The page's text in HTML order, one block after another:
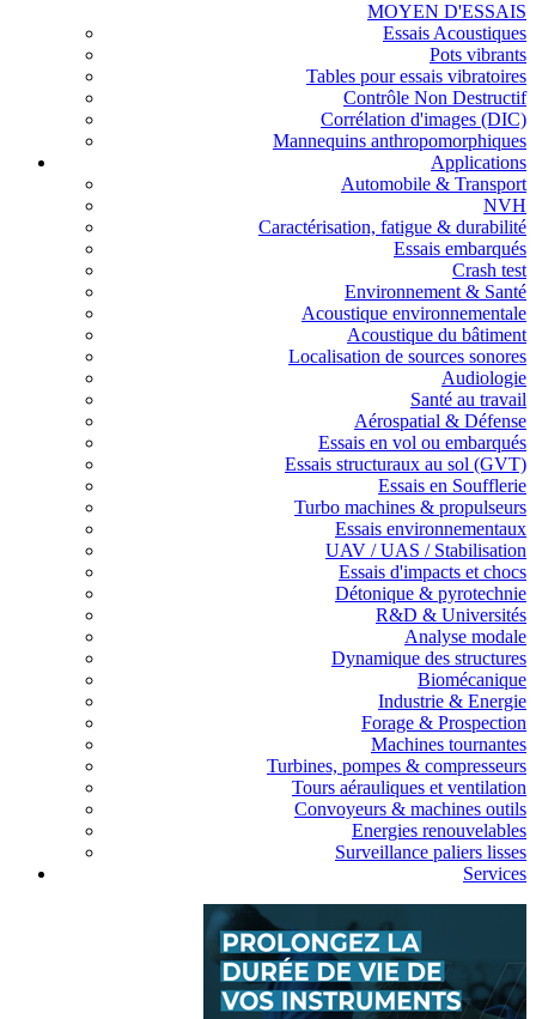
MOYEN D'ESSAIS
Essais Acoustiques
Pots vibrants
Tables pour essais vibratoires
Contrôle Non Destructif
Corrélation d'images (DIC)
Mannequins anthropomorphiques
Applications
Automobile & Transport
NVH
Caractérisation, fatigue & durabilité
Essais embarqués
Crash test
Environnement & Santé
Acoustique environnementale
Acoustique du bâtiment
Localisation de sources sonores
Audiologie
Santé au travail
Aérospatial & Défense
Essais en vol ou embarqués
Essais structuraux au sol (GVT)
Essais en Soufflerie
Turbo machines & propulseurs
Essais environnementaux
UAV / UAS / Stabilisation
Essais d'impacts et chocs
Détonique & pyrotechnie
R&D & Universités
Analyse modale
Dynamique des structures
Biomécanique
Industrie & Energie
Forage & Prospection
Machines tournantes
Turbines, pompes & compresseurs
Tours aérauliques et ventilation
Convoyeurs & machines outils
Energies renouvelables
Surveillance paliers lisses
Services